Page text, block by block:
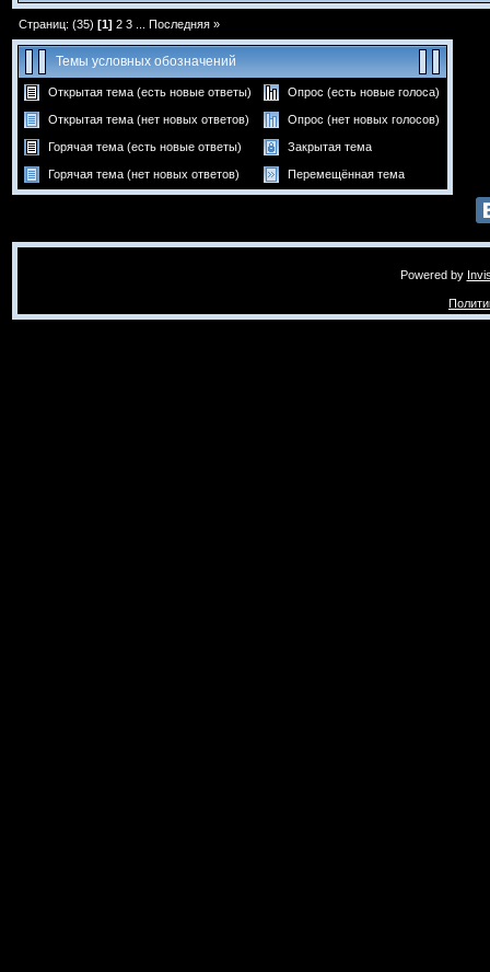
Страниц: (35) [1] 2 3 Последняя »
Темы условных обозначений
Открытая тема (есть новые ответы) Опрос (есть новые голоса)
Открытая тема (нет новых ответов) Опрос (нет новых голосов)
Горячая тема (есть новые ответы) Закрытая тема
Горячая тема (нет новых ответов) Перемещённая тема
Powered by